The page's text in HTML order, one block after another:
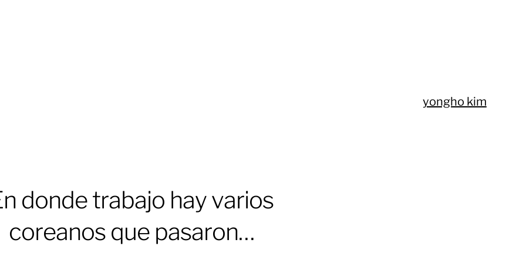
yongho kim
donde trabajo hay varios
coreanos que pasaron…